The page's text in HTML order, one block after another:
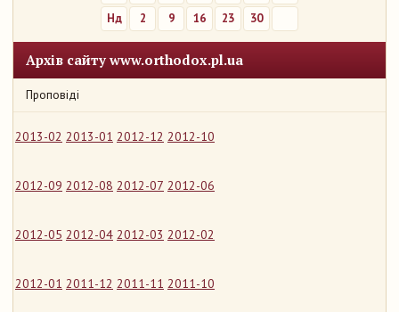
Нд
2 9 16 23 30
Архів сайту www.orthodox.pl.ua
Проповіді
2013-02 2013-01 2012-12 2012-10
2012-09 2012-08 2012-07 2012-06
2012-05 2012-04 2012-03 2012-02
2012-01 2011-12 2011-11 2011-10